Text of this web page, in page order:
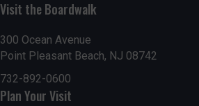
t
s
Visit the Boardwalk
300 Ocean Avenue
Point Pleasant Beach, NJ 08742
732-892-0600
Plan Your Visit